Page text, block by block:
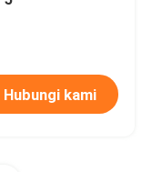
Hubungi kami